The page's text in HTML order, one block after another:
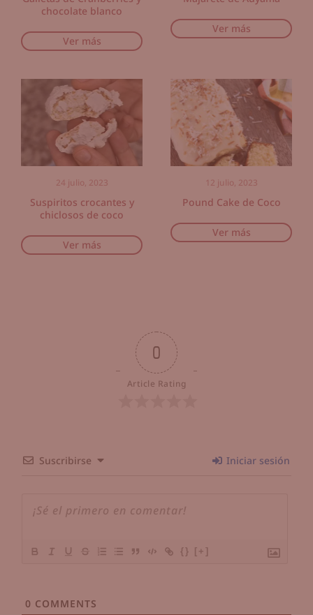
chocolate blanco
Ver más
Ver más
24 julio, 2023
Suspiritos crocantes y
chiclosos de coco
Ver más
12 julio, 2023
Pound Cake de Coco
Ver más
0
Article Rating
Suscribirse Iniciar sesión
{} [+]
0 COMMENTS